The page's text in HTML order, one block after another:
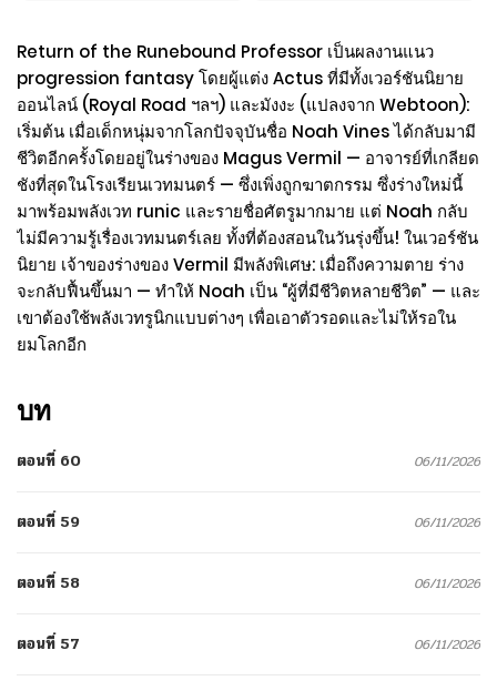
Return of the Runebound Professor เป็นผลงานแนว
progression fantasy โดยผู้แต่ง Actus ที่มีทั้งเวอร์ชันนิยาย
ออนไลน์ (Royal Road ฯลฯ) และมังงะ (แปลงจาก Webtoon):
เริ่มต้น เมื่อเด็กหนุ่มจากโลกปัจจุบันชื่อ Noah Vines ได้กลับมามี
ชีวิตอีกครั้งโดยอยู่ในร่างของ Magus Vermil — อาจารย์ที่เกลียด
ชังที่สุดในโรงเรียนเวทมนตร์ — ซึ่งเพิ่งถูกฆาตกรรม ซึ่งร่างใหม่นี้
มาพร้อมพลังเวท runic และรายชื่อศัตรูมากมาย แต่ Noah กลับ
ไม่มีความรู้เรื่องเวทมนตร์เลย ทั้งที่ต้องสอนในวันรุ่งขึ้น! ในเวอร์ชัน
นิยาย เจ้าของร่างของ Vermil มีพลังพิเศษ: เมื่อถึงความตาย ร่าง
จะกลับฟื้นขึ้นมา — ทำให้ Noah เป็น “ผู้ที่มีชีวิตหลายชีวิต” — และ
เขาต้องใช้พลังเวทรูนิกแบบต่างๆ เพื่อเอาตัวรอดและไม่ให้รอใน
ยมโลกอีก
บท
ตอนที่ 60 06/11/2026
ตอนที่ 59 06/11/2026
ตอนที่ 58 06/11/2026
ตอนที่ 57 06/11/2026